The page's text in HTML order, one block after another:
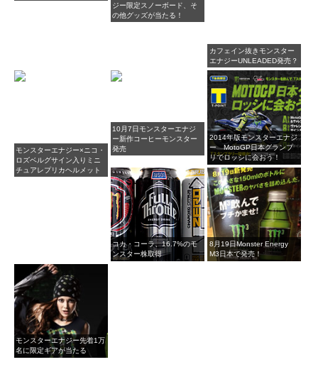
ジー限定スノーボード、そ
の他グッズが当たる！
カフェイン抜きモンスター
エナジーUNLEADED発売？
モンスターエナジー×ニコ・
ロズベルグサイン入りミニ
チュアレプリカヘルメット
10月7日モンスターエナジ
ー新作コーヒーモンスター
発売
2014年版モンスターエナジ
ー MotoGP日本グランプ
リでロッシに会おう！
コカ・コーラ、16.7%のモ
ンスター株取得
8月19日Monster Energy
M3日本で発売！
モンスターエナジー先着1万
名に限定ギアが当たる